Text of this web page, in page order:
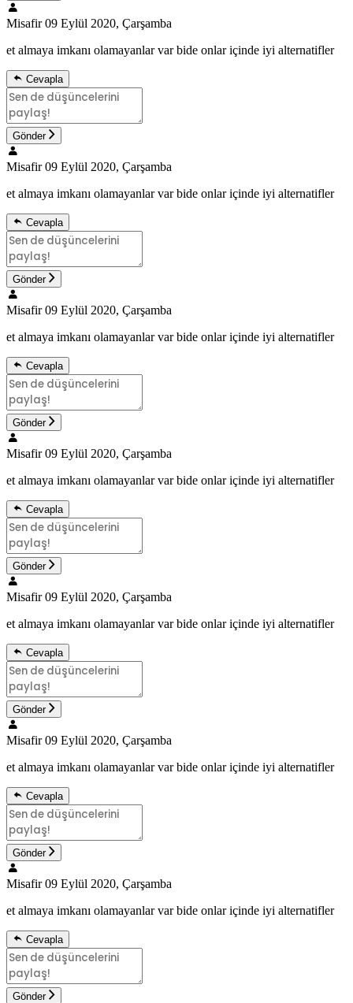
Misafir 09 Eylül 2020, Çarşamba
et almaya imkanı olamayanlar var bide onlar içinde iyi alternatifler
Cevapla
Gönder
Misafir 09 Eylül 2020, Çarşamba
et almaya imkanı olamayanlar var bide onlar içinde iyi alternatifler
Cevapla
Gönder
Misafir 09 Eylül 2020, Çarşamba
et almaya imkanı olamayanlar var bide onlar içinde iyi alternatifler
Cevapla
Gönder
Misafir 09 Eylül 2020, Çarşamba
et almaya imkanı olamayanlar var bide onlar içinde iyi alternatifler
Cevapla
Gönder
Misafir 09 Eylül 2020, Çarşamba
et almaya imkanı olamayanlar var bide onlar içinde iyi alternatifler
Cevapla
Gönder
Misafir 09 Eylül 2020, Çarşamba
et almaya imkanı olamayanlar var bide onlar içinde iyi alternatifler
Cevapla
Gönder
Misafir 09 Eylül 2020, Çarşamba
et almaya imkanı olamayanlar var bide onlar içinde iyi alternatifler
Cevapla
Gönder